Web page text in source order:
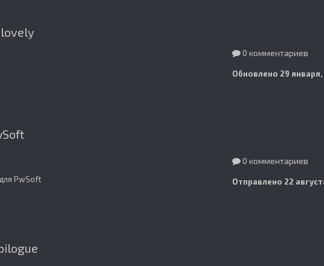
0 комментариев
Обновлено 29 января,
PwSoft
0 комментариев
Отправлено 22